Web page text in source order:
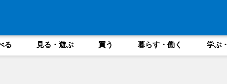
る 見る・遊ぶ 買う 暮らす・働く 学ぶ